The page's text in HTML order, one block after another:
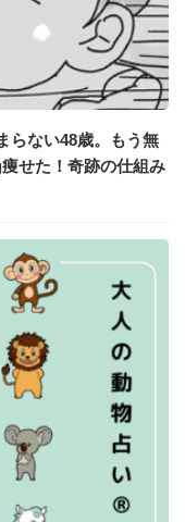
らない48歳。もう無
せた！奇跡の仕組み